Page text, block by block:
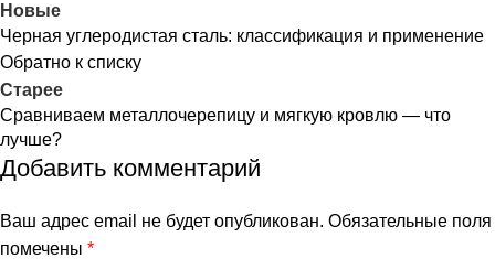
Новые
Черная углеродистая сталь: классификация и применение
Обратно к списку
Старее
Сравниваем металлочерепицу и мягкую кровлю — что
лучше?
Добавить комментарий
Ваш адрес email не будет опубликован. Обязательные поля
помечены *